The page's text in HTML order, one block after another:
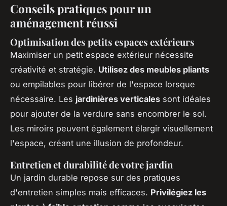
Conseils pratiques pour un
aménagement réussi
Optimisation des petits espaces extérieurs
Maximiser un petit espace extérieur nécessite
créativité et stratégie. Utilisez des meubles pliants
ou empilables pour libérer de l'espace lorsque
nécessaire. Les jardinières verticales sont idéales
pour ajouter de la verdure sans encombrer le sol.
Les miroirs peuvent également élargir visuellement
l'espace, créant une illusion de profondeur.
Entretien et durabilité de votre jardin
Un jardin durable repose sur des pratiques
d'entretien simples mais efficaces. Privilégiez les